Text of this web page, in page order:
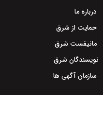
درباره ما
حمایت از شرق
مانیفست شرق
نویسندگان شرق
سازمان آگهی ها